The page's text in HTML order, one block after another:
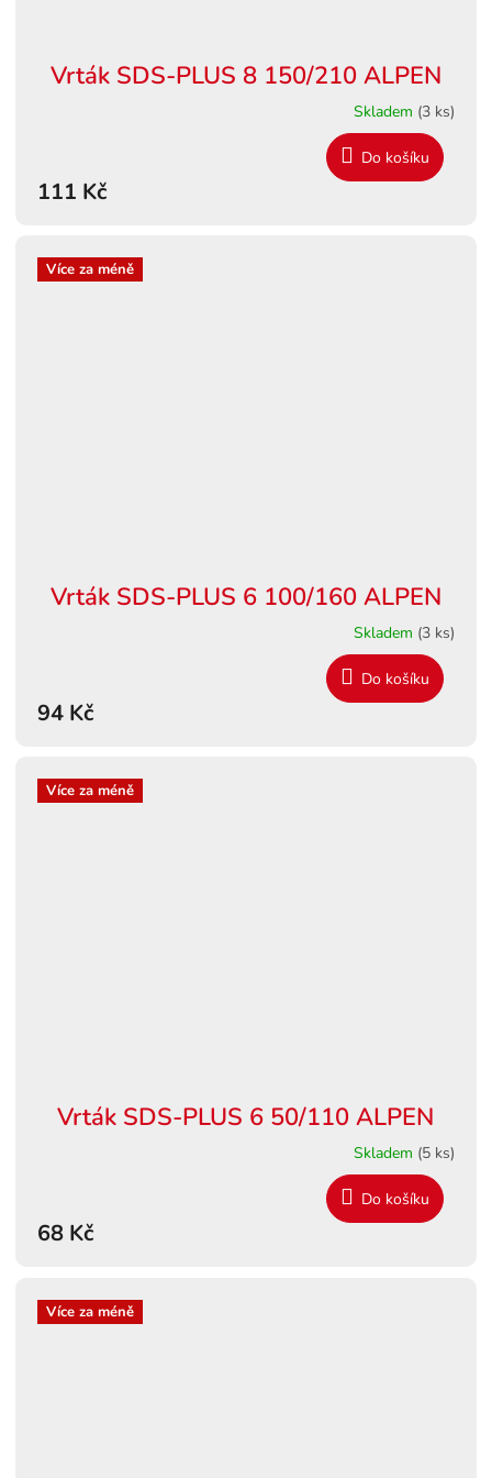
Vrták SDS-PLUS 8 150/210 ALPEN
Skladem (3 ks)
111 Kč
Do košíku
Více za méně
Vrták SDS-PLUS 6 100/160 ALPEN
Skladem (3 ks)
94 Kč
Do košíku
Více za méně
Vrták SDS-PLUS 6 50/110 ALPEN
Skladem (5 ks)
68 Kč
Do košíku
Více za méně